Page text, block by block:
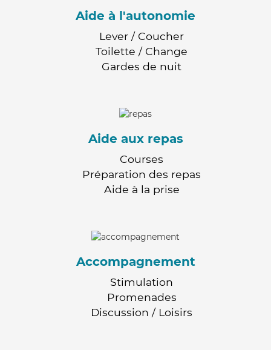
Aide à l'autonomie
Lever / Coucher
Toilette / Change
Gardes de nuit
Aide aux repas
Courses
Préparation des repas
Aide à la prise
Accompagnement
Stimulation
Promenades
Discussion / Loisirs